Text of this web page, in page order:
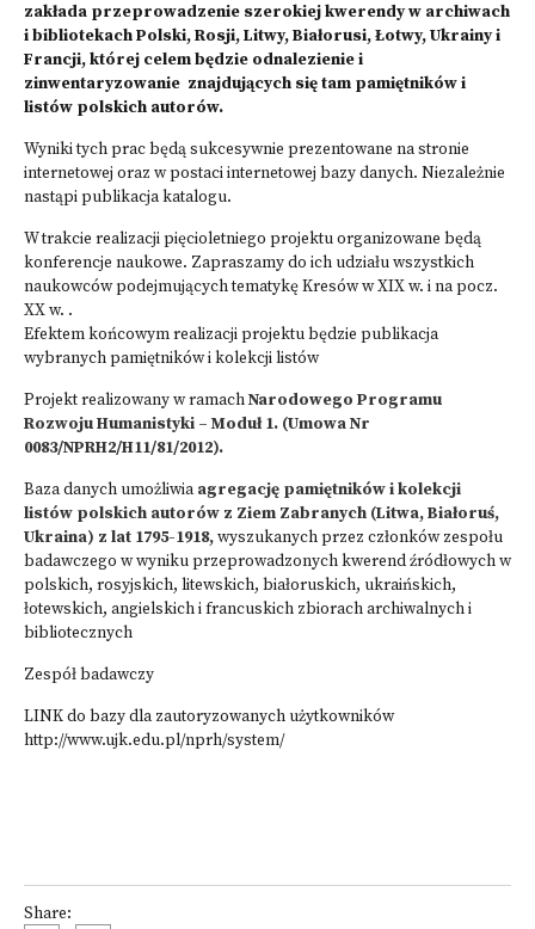
zakłada przeprowadzenie szerokiej kwerendy w archiwach
i bibliotekach Polski, Rosji, Litwy, Białorusi, Łotwy, Ukrainy i
Francji, której celem będzie odnalezienie i
zinwentaryzowanie znajdujących się tam pamiętników i
listów polskich autorów.
Wyniki tych prac będą sukcesywnie prezentowane na stronie
internetowej oraz w postaci internetowej bazy danych. Niezależnie
nastąpi publikacja katalogu.
W trakcie realizacji pięcioletniego projektu organizowane będą
konferencje naukowe. Zapraszamy do ich udziału wszystkich
naukowców podejmujących tematykę Kresów w XIX w. i na pocz.
XX w. .
Efektem końcowym realizacji projektu będzie publikacja
wybranych pamiętników i kolekcji listów
Projekt realizowany w ramachNarodowego Programu
Rozwoju Humanistyki – Moduł 1. (Umowa Nr
0083/NPRH2/H11/81/2012).
Baza danych umożliwia agregację pamiętników i kolekcji
listów polskich autorów z Ziem Zabranych (Litwa, Białoruś,
Ukraina) z lat 1795-1918,wyszukanych przez członków zespołu
badawczego w wyniku przeprowadzonych kwerend źródłowych w
polskich, rosyjskich, litewskich, białoruskich, ukraińskich,
łotewskich, angielskich i francuskich zbiorach archiwalnych i
bibliotecznych
Zespół badawczy
LINK do bazy dla zautoryzowanych użytkowników
http://www.ujk.edu.pl/nprh/system/
Share: